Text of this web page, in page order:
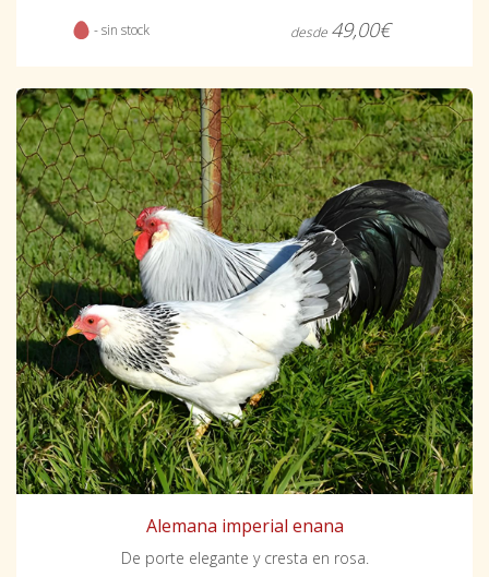
- sin stock desde 49,00€
Alemana imperial enana
De porte elegante y cresta en rosa.